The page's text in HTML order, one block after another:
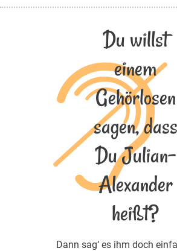
Du willst
einem
Gehörlosen
sagen, dass
Du Julian-
Alexander
heißt?
Dann sag‘ es ihm doch